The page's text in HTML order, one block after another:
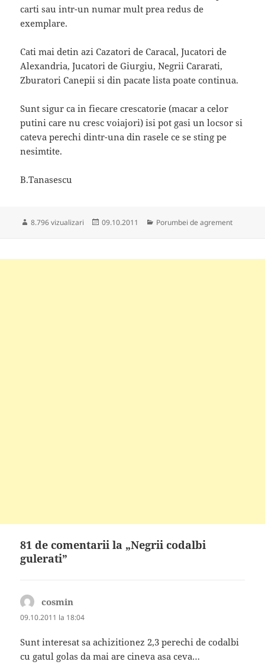
carti sau intr-un numar mult prea redus de
exemplare.
Cati mai detin azi Cazatori de Caracal, Jucatori de
Alexandria, Jucatori de Giurgiu, Negrii Cararati,
Zburatori Canepii si din pacate lista poate continua.
Sunt sigur ca in fiecare crescatorie (macar a celor
putini care nu cresc voiajori) isi pot gasi un locsor si
cateva perechi dintr-una din rasele ce se sting pe
nesimtite.
B.Tanasescu
8.796 vizualizari
Publicat
09.10.2011 Categorii
Porumbei de agrement
81 de comentarii la „Negrii codalbi
gulerati”
cosmin
09.10.2011 la 18:04
Sunt interesat sa achizitionez 2,3 perechi de codalbi
cu gatul golas da mai are cineva asa ceva…